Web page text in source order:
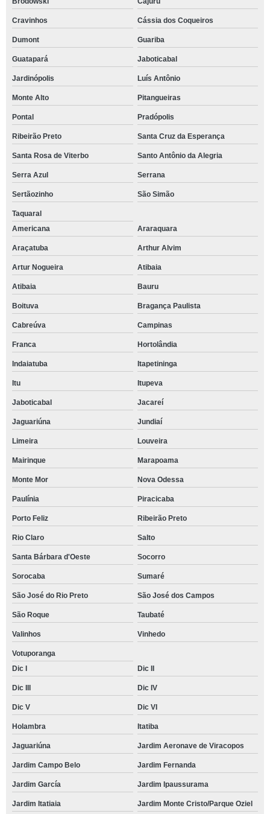
Cravinhos Cássia dos Coqueiros
Dumont Guariba
Guatapará Jaboticabal
Jardinópolis Luís Antônio
Monte Alto Pitangueiras
Pontal Pradópolis
Ribeirão Preto Santa Cruz da Esperança
Santa Rosa de Viterbo Santo Antônio da Alegria
Serra Azul Serrana
Sertãozinho São Simão
Taquaral
Americana
Araraquara
Araçatuba Arthur Alvim
Artur Nogueira Atibaia
Atibaia Bauru
Boituva Bragança Paulista
Cabreúva Campinas
Franca Hortolândia
Indaiatuba Itapetininga
Itu Itupeva
Jaboticabal Jacareí
Jaguariúna Jundiaí
Limeira Louveira
Mairinque Marapoama
Monte Mor Nova Odessa
Paulínia Piracicaba
Porto Feliz Ribeirão Preto
Rio Claro Salto
Santa Bárbara d'Oeste Socorro
Sorocaba Sumaré
São José do Rio Preto São José dos Campos
São Roque Taubaté
Valinhos Vinhedo
Votuporanga
Dic I
Dic II
Dic III Dic IV
Dic V Dic VI
Holambra Itatiba
Jaguariúna Jardim Aeronave de Viracopos
Jardim Campo Belo Jardim Fernanda
Jardim García Jardim Ipaussurama
Jardim Itatiaia Jardim Monte Cristo/Parque Oziel